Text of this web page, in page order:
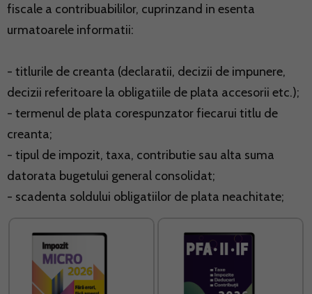
fiscale a contribuabililor, cuprinzand in esenta
urmatoarele informatii:
- titlurile de creanta (declaratii, decizii de impunere,
decizii referitoare la obligatiile de plata accesorii etc.);
- termenul de plata corespunzator fiecarui titlu de
creanta;
- tipul de impozit, taxa, contributie sau alta suma
datorata bugetului general consolidat;
- scadenta soldului obligatiilor de plata neachitate;